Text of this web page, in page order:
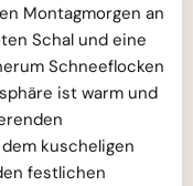
Montagmorgen an
Schal und eine
Schneeflocken
ist warm und
kuscheligen
festlichen